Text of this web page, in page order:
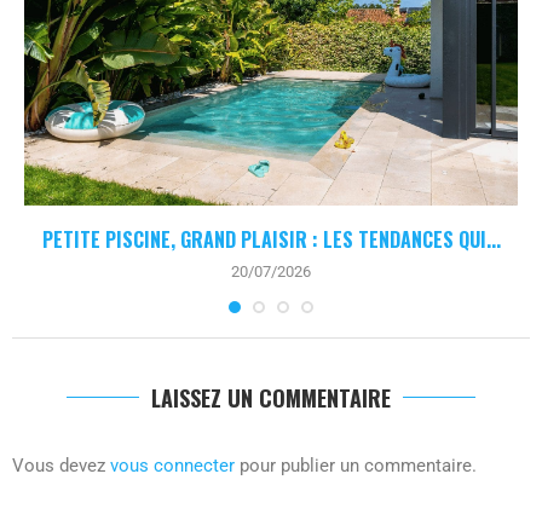
PETITE PISCINE, GRAND PLAISIR : LES TENDANCES QUI...
20/07/2026
LAISSEZ UN COMMENTAIRE
Vous devez vous connecter pour publier un commentaire.